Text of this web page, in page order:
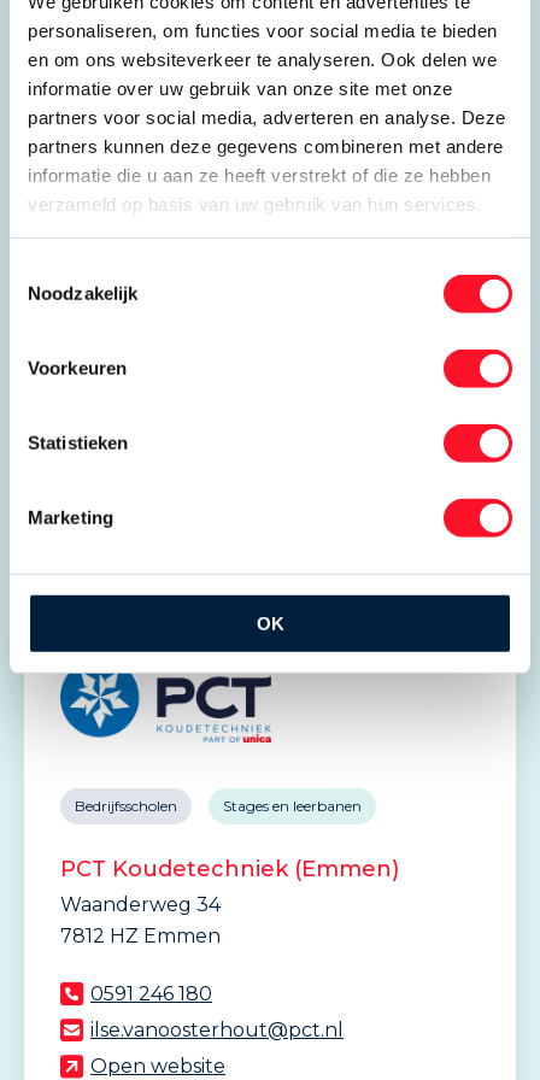
personaliseren, om functies voor social media te bieden
en om ons websiteverkeer te analyseren. Ook delen we
informatie over uw gebruik van onze site met onze
partners voor social media, adverteren en analyse. Deze
partners kunnen deze gegevens combineren met andere
informatie die u aan ze heeft verstrekt of die ze hebben
verzameld op basis van uw gebruik van hun services.
Noodzakelijk
Voorkeuren
Statistieken
Marketing
OK
Brandbare koudemiddelen
VCA
NEN 3140
Elektrisch schakelen
Heftruck- en hoogwerker
BHV
Website PCT Koudetechniek
Bedrijfsscholen Stages en leerbanen
PCT Koudetechniek (Emmen)
Waanderweg 34
7812 HZ Emmen
0591 246 180
ilse.vanoosterhout@pct.nl
Open website